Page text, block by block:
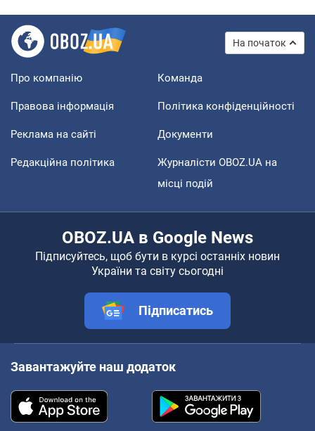
На початок
Про компанію Команда
Правова інформація Політика конфіденційності
Реклама на сайті Документи
Редакційна політика
Журналісти OBOZ.UA на
місці подій
OBOZ.UA в Google News
Підписуйтесь, щоб бути в курсі останніх новин
України та світу сьогодні
Підписатись
Завантажуйте наш додаток